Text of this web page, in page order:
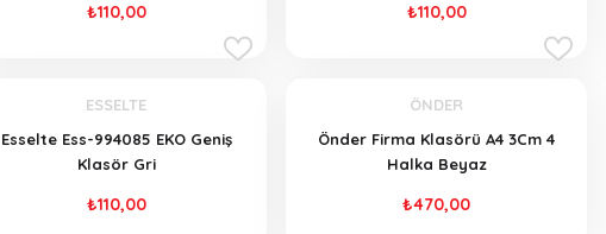
₺110,00 ₺110,00
ESSELTE
Esselte Ess-994085 EKO Geniş
Klasör Gri
₺110,00
ÖNDER
Önder Firma Klasörü A4 3Cm 4
Halka Beyaz
₺470,00